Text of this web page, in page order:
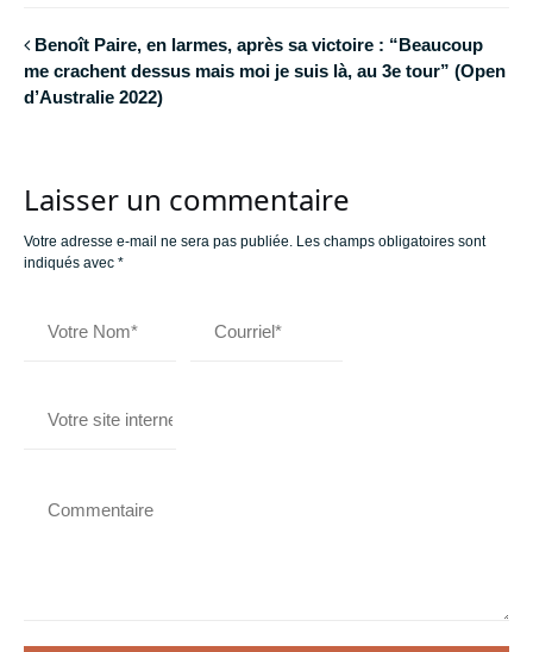
Benoît Paire, en larmes, après sa victoire : “Beaucoup
me crachent dessus mais moi je suis là, au 3e tour” (Open
d’Australie 2022)
Laisser un commentaire
Votre adresse e-mail ne sera pas publiée. Les champs obligatoires sont
indiqués avec *